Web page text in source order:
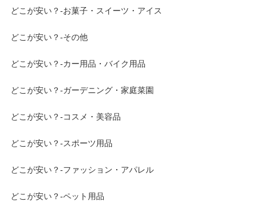
どこが安い？-お菓子・スイーツ・アイス
どこが安い？-その他
どこが安い？-カー用品・バイク用品
どこが安い？-ガーデニング・家庭菜園
どこが安い？-コスメ・美容品
どこが安い？-スポーツ用品
どこが安い？-ファッション・アパレル
どこが安い？-ペット用品